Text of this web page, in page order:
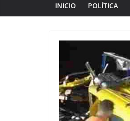
INICIO POLÍTICA